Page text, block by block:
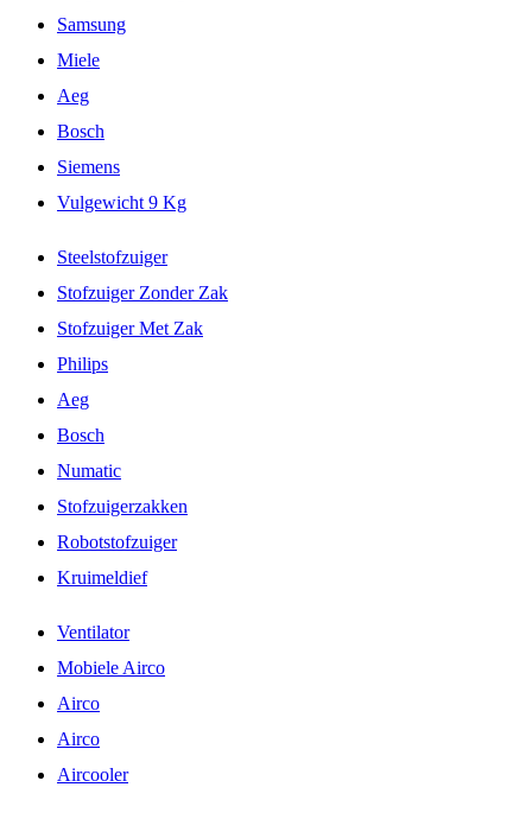
Samsung
Miele
Aeg
Bosch
Siemens
Vulgewicht 9 Kg
Steelstofzuiger
Stofzuiger Zonder Zak
Stofzuiger Met Zak
Philips
Aeg
Bosch
Numatic
Stofzuigerzakken
Robotstofzuiger
Kruimeldief
Ventilator
Mobiele Airco
Airco
Airco
Aircooler